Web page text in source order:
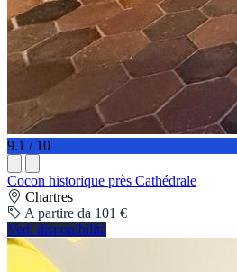
9.1 / 10
Cocon historique près Cathédrale
Chartres
A partire da 101 €
Vedi disponibilità